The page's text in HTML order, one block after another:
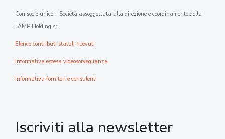
Con socio unico – Società assoggettata alla direzione e coordinamento della
FAMP Holding srl
Elenco contributi statali ricevuti
Informativa estesa videosorveglianza
Informativa fornitori e consulenti
Iscriviti alla newsletter